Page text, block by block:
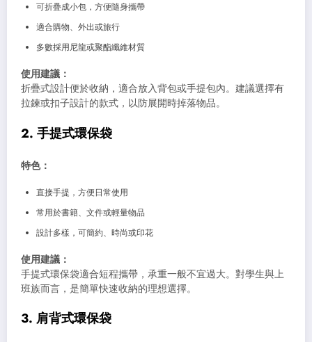
可折疊成小包，方便隨身攜帶
適合購物、外出或旅行
多數採用尼龍或聚酯纖維材質
使用建議：
折疊式設計便於收納，適合放入背包或手提包內。建議選擇有
拉鍊或扣子設計的款式，以防展開時掉落物品。
2. 手提式環保袋
特色：
直接手提，方便日常使用
常用於書籍、文件或輕量物品
設計多樣，可簡約、時尚或印花
使用建議：
手提式環保袋適合短程攜帶，承重一般不宜過大。對學生與上
班族而言，是簡單快速收納的理想選擇。
3. 肩背式環保袋